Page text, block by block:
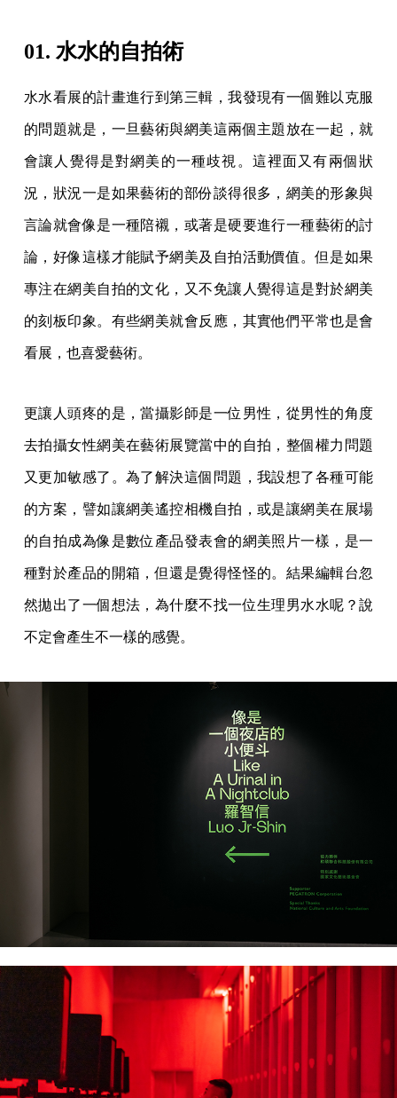
01. 水水的自拍術
水水看展的計畫進行到第三輯，我發現有一個難以克服
的問題就是，一旦藝術與網美這兩個主題放在一起，就
會讓人覺得是對網美的一種歧視。這裡面又有兩個狀
況，狀況一是如果藝術的部份談得很多，網美的形象與
言論就會像是一種陪襯，或著是硬要進行一種藝術的討
論，好像這樣才能賦予網美及自拍活動價值。但是如果
專注在網美自拍的文化，又不免讓人覺得這是對於網美
的刻板印象。有些網美就會反應，其實他們平常也是會
看展，也喜愛藝術。
更讓人頭疼的是，當攝影師是一位男性，從男性的角度
去拍攝女性網美在藝術展覽當中的自拍，整個權力問題
又更加敏感了。為了解決這個問題，我設想了各種可能
的方案，譬如讓網美遙控相機自拍，或是讓網美在展場
的自拍成為像是數位產品發表會的網美照片一樣，是一
種對於產品的開箱，但還是覺得怪怪的。結果編輯台忽
然拋出了一個想法，為什麼不找一位生理男水水呢？說
不定會產生不一樣的感覺。